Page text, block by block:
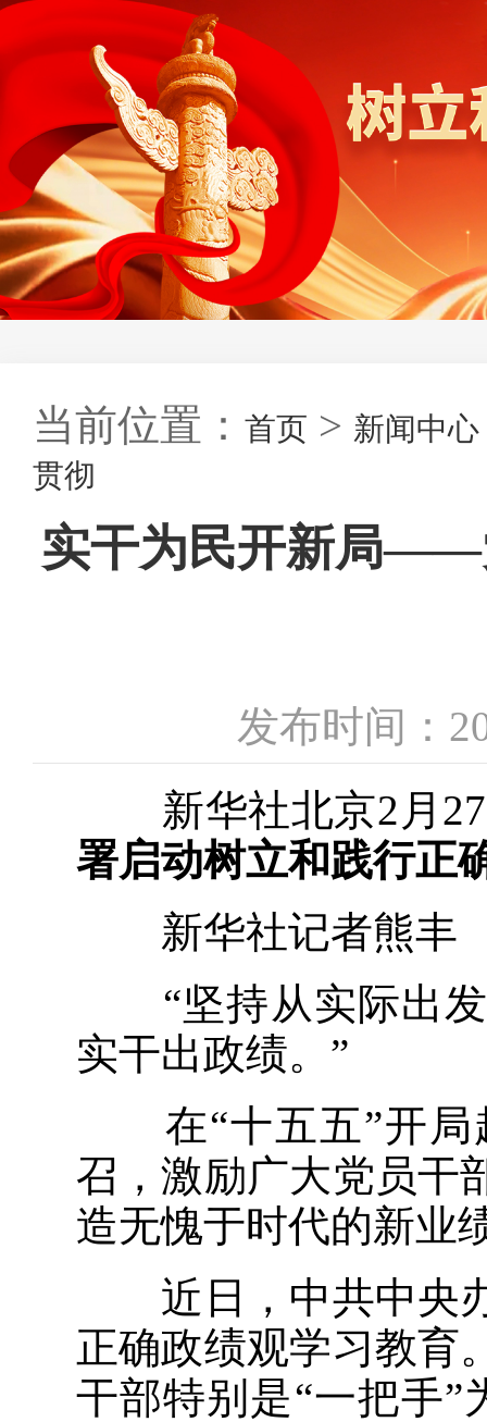
当前位置： 首页 > 新闻中心
贯彻
实干为民开新局——
发布时间：
新华社北京2月
署启动树立和践行正
新华社记者熊丰
“坚持从实际出发
实干出政绩。”
在“十五五”开局
召，激励广大党员干
造无愧于时代的新业
近日，中共中央办
正确政绩观学习教育
干部特别是“一把手”